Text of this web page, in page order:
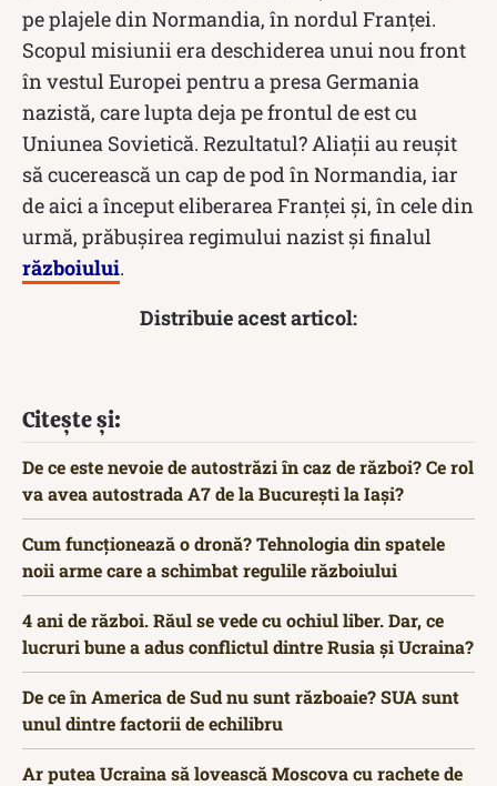
pe plajele din Normandia, în nordul Franței.
Scopul misiunii era deschiderea unui nou front
în vestul Europei pentru a presa Germania
nazistă, care lupta deja pe frontul de est cu
Uniunea Sovietică. Rezultatul? Aliații au reușit
să cucerească un cap de pod în Normandia, iar
de aici a început eliberarea Franței și, în cele din
urmă, prăbușirea regimului nazist și finalul
războiului.
Distribuie acest articol:
Citește și:
De ce este nevoie de autostrăzi în caz de război? Ce rol
va avea autostrada A7 de la București la Iași?
Cum funcționează o dronă? Tehnologia din spatele
noii arme care a schimbat regulile războiului
4 ani de război. Răul se vede cu ochiul liber. Dar, ce
lucruri bune a adus conflictul dintre Rusia și Ucraina?
De ce în America de Sud nu sunt războaie? SUA sunt
unul dintre factorii de echilibru
Ar putea Ucraina să lovească Moscova cu rachete de